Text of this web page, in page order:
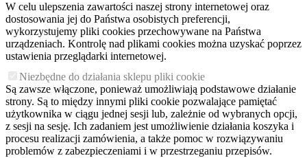
W celu ulepszenia zawartości naszej strony internetowej oraz
dostosowania jej do Państwa osobistych preferencji,
wykorzystujemy pliki cookies przechowywane na Państwa
urządzeniach. Kontrolę nad plikami cookies można uzyskać poprzez
ustawienia przeglądarki internetowej.
Niezbędne do działania sklepu pliki cookie
Są zawsze włączone, ponieważ umożliwiają podstawowe działanie
strony. Są to między innymi pliki cookie pozwalające pamiętać
użytkownika w ciągu jednej sesji lub, zależnie od wybranych opcji,
z sesji na sesję. Ich zadaniem jest umożliwienie działania koszyka i
procesu realizacji zamówienia, a także pomoc w rozwiązywaniu
problemów z zabezpieczeniami i w przestrzeganiu przepisów.